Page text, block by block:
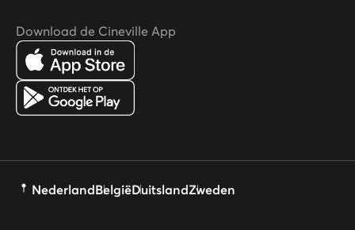
Download de Cineville App
NederlandBelgiëDuitslandZweden